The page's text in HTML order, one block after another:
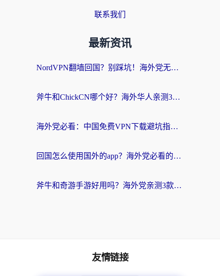
联系我们
最新资讯
NordVPN翻墙回国？别踩坑！海外党无缝访问国内资源的真实指南
斧牛和ChickCN哪个好？海外华人亲测3款回国加速器+免费试用攻略
海外党必看：中国免费VPN下载避坑指南 + 无缝访问国内资源的终极方案
回国怎么使用国外的app？海外党必看的无缝访问国内资源全攻略
斧牛和奇游手游好用吗？海外党亲测3款回国加速器，选对才能无缝刷国内资源
友情链接